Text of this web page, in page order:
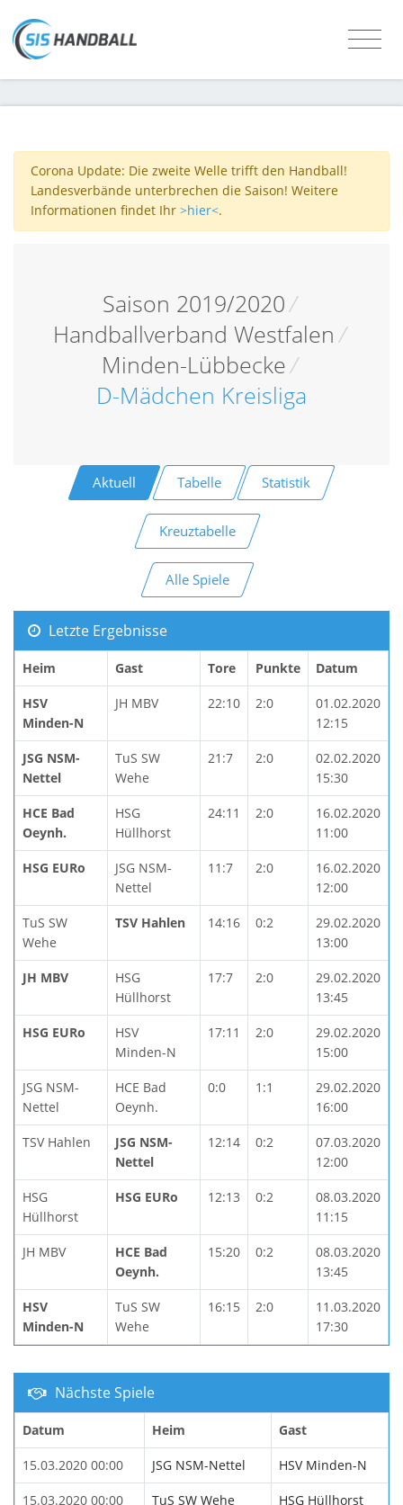
Corona Update: Die zweite Welle trifft den Handball!
Landesverbände unterbrechen die Saison! Weitere
Informationen findet Ihr >hier<.
Saison 2019/2020/
Handballverband Westfalen/
Minden-Lübbecke/
D-Mädchen Kreisliga
Aktuell Tabelle Statistik
Kreuztabelle
Alle Spiele
Letzte Ergebnisse
Heim Gast Tore Punkte Datum
HSV
Minden-N
JH MBV 22:10 2:0
01.02.2020
12:15
JSG NSM-
Nettel
TuS SW
Wehe
21:7 2:0
02.02.2020
15:30
HCE Bad
Oeynh.
HSG
Hüllhorst
24:11 2:0
16.02.2020
11:00
HSG EURo
JSG NSM-
Nettel
11:7 2:0
16.02.2020
12:00
TuS SW
Wehe
TSV Hahlen 14:16 0:2
29.02.2020
13:00
JH MBV
HSG
Hüllhorst
17:7 2:0
29.02.2020
13:45
HSG EURo
HSV
Minden-N
17:11 2:0
29.02.2020
15:00
JSG NSM-
Nettel
HCE Bad
Oeynh.
0:0 1:1
29.02.2020
16:00
TSV Hahlen
JSG NSM-
Nettel
12:14 0:2
07.03.2020
12:00
HSG
Hüllhorst
HSG EURo 12:13 0:2
08.03.2020
11:15
JH MBV
HCE Bad
Oeynh.
15:20 0:2
08.03.2020
13:45
HSV
Minden-N
TuS SW
Wehe
16:15 2:0
11.03.2020
17:30
Nächste Spiele
Datum Heim Gast
15.03.2020 00:00 JSG NSM-Nettel HSV Minden-N
15.03.2020 00:00 TuS SW Wehe HSG Hüllhorst